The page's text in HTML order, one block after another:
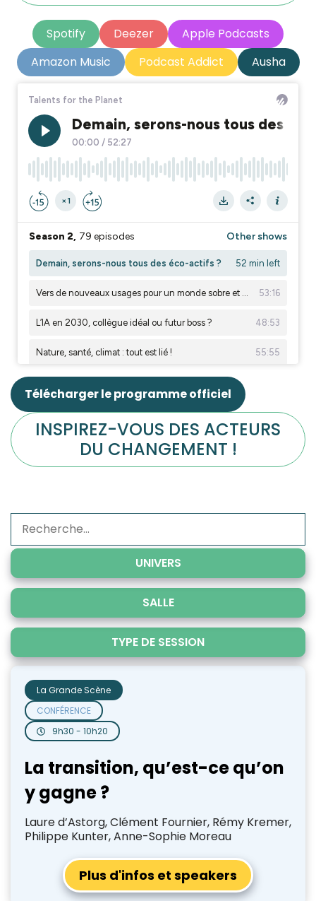
Spotify Deezer
Apple Podcasts
Amazon Music
Podcast Addict Ausha
Télécharger le programme officiel
INSPIREZ-VOUS DES ACTEURS
DU CHANGEMENT !
TYPE DE SESSION
Conférence
Dédicace
Exposition
SALLE
Scène Talents
Stand de l’exposant
UNIVERS
Énergie
Engagement & ESS
Environnement et biodiversité
Industrie
Mobilité
Numérique, ingénierie et conseil
Santé
Territoire d'avenirs
9h30 - 10h20
CONFÉRENCE
La Grande Scène
La transition, qu’est-ce qu’on
y gagne ?
Laure d’Astorg, Clément Fournier, Rémy Kremer,
Philippe Kunter, Anne-Sophie Moreau
Plus d'infos et speakers